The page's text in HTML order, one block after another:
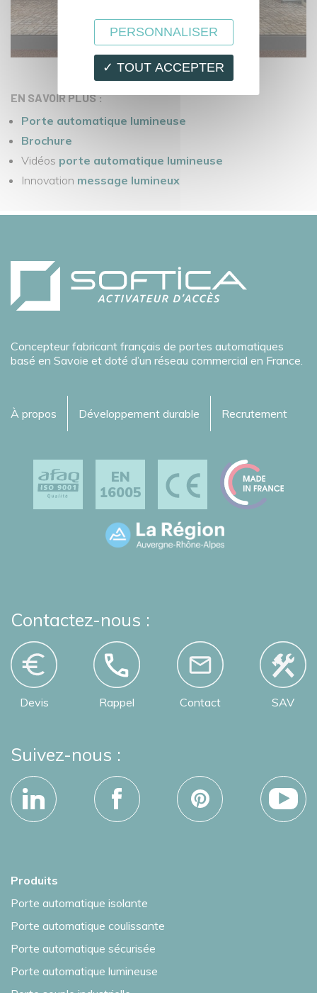
EN SAVOIR PLUS :
Porte automatique lumineuse
Brochure
Vidéos porte automatique lumineuse
Innovation message lumineux
Concepteur fabricant français de portes automatiques
basé en Savoie et doté d’un réseau commercial en France.
À propos Développement durable Recrutement
EN
16005
Contactez-nous :
Devis Rappel Contact SAV
Suivez-nous :
Produits
Porte automatique isolante
Porte automatique coulissante
Porte automatique sécurisée
Porte automatique lumineuse
✓ TOUT ACCEPTER
PERSONNALISER